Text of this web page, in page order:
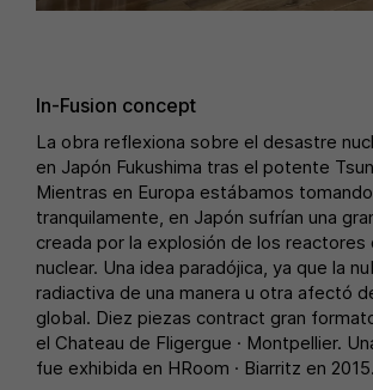
In-Fusion concept
La obra reflexiona sobre el desastre
en Japón Fukushima tras el potente
Mientras en Europa estábamos
tranquilamente, en Japón sufrían una
creada por la explosión de los reactores
nuclear. Una idea paradójica, ya que la
radiactiva de una manera u otra afectó
global. Diez piezas contract gran
el Chateau de Fligergue · Montpellier.
fue exhibida en HRoom · Biarritz en 2015.